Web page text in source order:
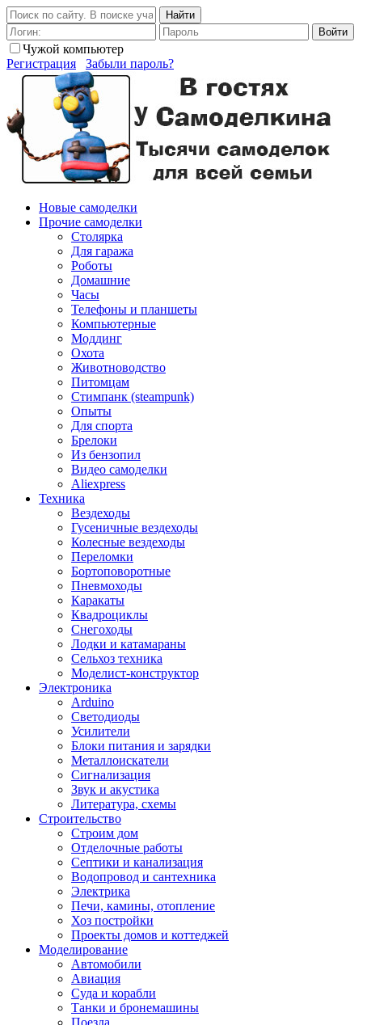
Найти
Войти
Чужой компьютер
Регистрация
Забыли пароль?
Новые самоделки
Прочие самоделки
Столярка
Для гаража
Роботы
Домашние
Часы
Телефоны и планшеты
Компьютерные
Моддинг
Охота
Животноводство
Питомцам
Стимпанк (steampunk)
Опыты
Для спорта
Брелоки
Из бензопил
Видео самоделки
Aliexpress
Техника
Вездеходы
Гусеничные вездеходы
Колесные вездеходы
Переломки
Бортоповоротные
Пневмоходы
Каракаты
Квадроциклы
Снегоходы
Лодки и катамараны
Сельхоз техника
Моделист-конструктор
Электроника
Arduino
Светодиоды
Усилители
Блоки питания и зарядки
Металлоискатели
Сигнализация
Звук и акустика
Литература, схемы
Строительство
Строим дом
Отделочные работы
Септики и канализация
Водопровод и сантехника
Электрика
Печи, камины, отопление
Хоз постройки
Проекты домов и коттеджей
Моделирование
Автомобили
Авиация
Суда и корабли
Танки и бронемашины
Поезда